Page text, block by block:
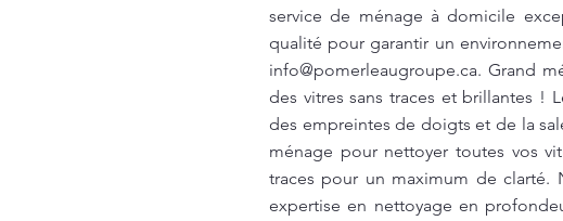
service de ménage à domicile
qualité pour garantir un
info@pomerleaugroupe.ca. Grand
des vitres sans traces et brillantes !
des empreintes de doigts et de la
ménage pour nettoyer toutes vos
traces pour un maximum de clarté.
expertise en nettoyage en